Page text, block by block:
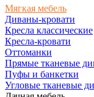
Мягкая мебель
Диваны-кровати
Кресла классические
Кресла-кровати
Оттоманки
Прямые тканевые
Пуфы и банкетки
Угловые тканевые